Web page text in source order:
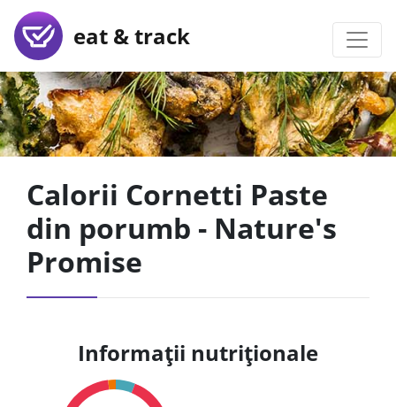
eat & track
Calorii Cornetti Paste
din porumb - Nature's
Promise
Informații nutriționale